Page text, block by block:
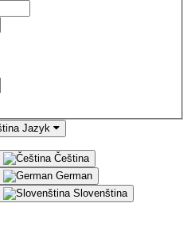
Jazyk
Čeština
German
Slovenština